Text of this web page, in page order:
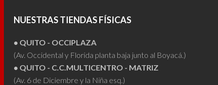
NUESTRAS TIENDAS FÍSICAS
• QUITO - OCCIPLAZA
(Av. Occidental y Florida planta baja junto al Boyacá.)
• QUITO - C.C.MULTICENTRO - MATRIZ
(Av. 6 de Diciembre y la Niña esq.)